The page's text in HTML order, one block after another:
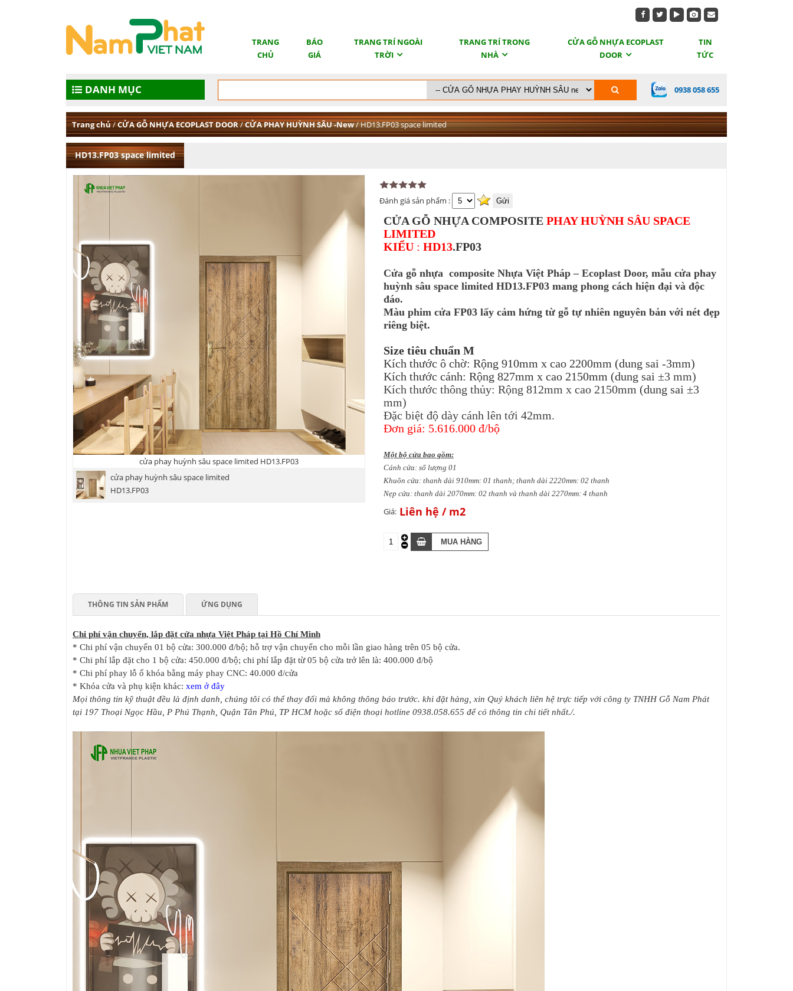
TRANG
CHỦ
BÁO
GIÁ
TRANG TRÍ NGOÀI
TRỜI
TRANG TRÍ TRONG
NHÀ
CỬA GỖ NHỰA ECOPLAST
DOOR
TIN
TỨC
DANH MỤC 0938 058 655
Trang chủ/CỬA GỖ NHỰA ECOPLAST DOOR/CỬA PHAY HUỲNH SÂU -New/ HD13.FP03 space limited
HD13.FP03 space limited
cửa phay huỳnh sâu space limited HD13.FP03
cửa phay huỳnh sâu space limited
HD13.FP03
Đánh giá sản phẩm :
CỬA GỖ NHỰA COMPOSITEPHAY HUỲNH SÂU SPACE
LIMITED
KIỂU :HD13.FP03
Cửa gỗ nhựa composite Nhựa Việt Pháp – Ecoplast Door, mẫu cửa phay
huỳnh sâu space limited HD13.FP03 mang phong cách hiện đại và độc
đáo.
Màu phim cửa FP03 lấy cảm hứng từ gỗ tự nhiên nguyên bản với nét đẹp
riêng biệt.
Size tiêu chuẩn M
Kích thước ô chờ: Rộng 910mm x cao 2200mm (dung sai -3mm)
Kích thước cánh: Rộng 827mm x cao 2150mm (dung sai±3 mm)
Kích thước thông thủy: Rộng 812mm x cao 2150mm (dung sai±3
mm)
Đặc biệt độ dày cánh lên tới 42mm.
Đơn giá: 5.616.000 đ/bộ
Một bộ cửa bao gồm:
Cánh cửa: số lượng 01
Khuôn cửa: thanh dài 910mm: 01 thanh; thanh dài 2220mm: 02 thanh
Nẹp cửa: thanh dài 2070mm: 02 thanh và thanh dài 2270mm: 4 thanh
Giá: Liên hệ
THÔNG TIN SẢN PHẨM ỨNG DỤNG
Chi phí vận chuyển, lắp đặt cửa nhựa Việt Pháp tại Hồ Chí Minh
* Chi phí vận chuyển 01 bộ cửa: 300.000 đ/bộ; hỗ trợ vận chuyển cho mỗi lần giao hàng trên 05 bộ cửa.
* Chi phí lắp đặt cho 1 bộ cửa: 450.000 đ/bộ; chi phí lắp đặt từ 05 bộ cửa trở lên là: 400.000 đ/bộ
* Chi phí phay lỗ ổ khóa bằng máy phay CNC: 40.000 đ/cửa
* Khóa cửa và phụ kiện khác: xem ở đây
Mọi thông tin kỹ thuật đều là định danh, chúng tôi có thể thay đổi mà không thông báo trước. khi đặt hàng, xin Quý khách liên hệ trực tiếp với công ty TNHH Gỗ Nam Phát
tại 197 Thoại Ngọc Hầu, P Phú Thạnh, Quận Tân Phú, TP HCM hoặc số điện thoại hotline 0938.058.655 để có thông tin chi tiết nhất./.